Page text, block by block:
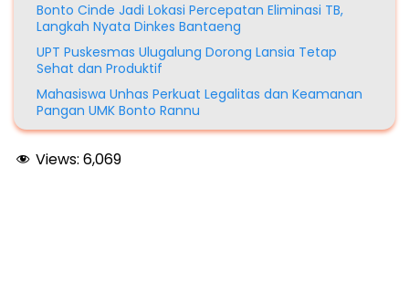
Bonto Cinde Jadi Lokasi Percepatan Eliminasi TB,
Langkah Nyata Dinkes Bantaeng
UPT Puskesmas Ulugalung Dorong Lansia Tetap
Sehat dan Produktif
Mahasiswa Unhas Perkuat Legalitas dan Keamanan
Pangan UMK Bonto Rannu
Views: 6,069